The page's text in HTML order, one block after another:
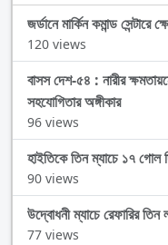
জর্ডানে মার্কিন কমান্ড সেন্টারে
120 views
বাসস দেশ-৫৪ : নারীর
সহযোগিতার অঙ্গীকার
96 views
হাইতিকে তিন ম্যাচে ১৭ গোল
90 views
উদ্বোধনী ম্যাচে রেফারির
77 views